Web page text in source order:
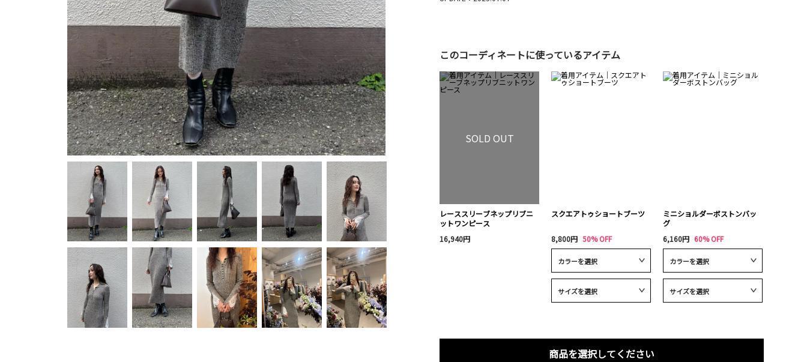
このコーディネートに使っているアイテム
SOLD OUT
レーススリーブネップリブニ
ットワンピース
16,940円
スクエアトゥショートブーツ
8,800円 50% OFF
ミニショルダーボストンバッ
グ
6,160円 60% OFF
商品を選択してください